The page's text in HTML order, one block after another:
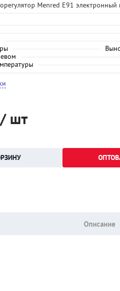
Menred E91 электронный
шт
Описание